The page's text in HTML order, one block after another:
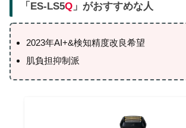
「ES-LS5Q 」がおすすめな人
2023年AI+&検知精度改良希望
肌負担抑制派